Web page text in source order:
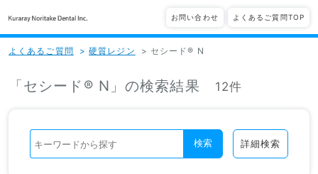
お問い合わせ よくあるご質問TOP
よくあるご質問 > 硬質レジン > セシード® N
「セシード® N」の検索結果 12件
検索 詳細検索